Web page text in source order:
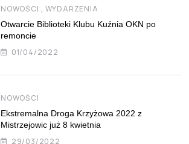
NOWOŚCI , WYDARZENIA
Otwarcie Biblioteki Klubu Kuźnia OKN po
remoncie
01/04/2022
NOWOŚCI
Ekstremalna Droga Krzyżowa 2022 z
Mistrzejowic już 8 kwietnia
29/03/2022